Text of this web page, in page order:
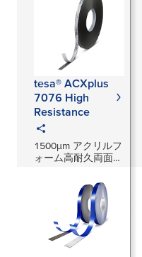
tesa® ACXplus
7076 High
Resistance
1500µm アクリルフ
ォーム高耐久両面粘